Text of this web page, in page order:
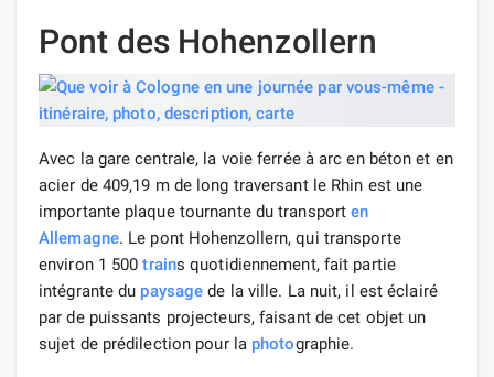
Pont des Hohenzollern
Avec la gare centrale, la voie ferrée à arc en béton et en
acier de 409,19 m de long traversant le Rhin est une
importante plaque tournante du transporten
Allemagne. Le pont Hohenzollern, qui transporte
environ 1 500trains quotidiennement, fait partie
intégrante du paysage de la ville. La nuit, il est éclairé
par de puissants projecteurs, faisant de cet objet un
sujet de prédilection pour la photographie.